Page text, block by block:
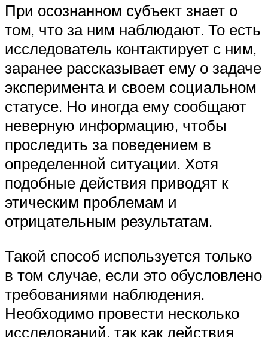
При осознанном субъект знает о
том, что за ним наблюдают. То есть
исследователь контактирует с ним,
заранее рассказывает ему о задаче
эксперимента и своем социальном
статусе. Но иногда ему сообщают
неверную информацию, чтобы
проследить за поведением в
определенной ситуации. Хотя
подобные действия приводят к
этическим проблемам и
отрицательным результатам.
Такой способ используется только
в том случае, если это обусловлено
требованиями наблюдения.
Необходимо провести несколько
исследований, так как действия